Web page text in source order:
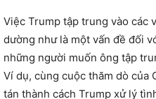
Việc Trump tập trung vào các
dường như là một vấn đề đối
những người muốn ông tập
Ví dụ, cùng cuộc thăm dò của
tán thành cách Trump xử lý